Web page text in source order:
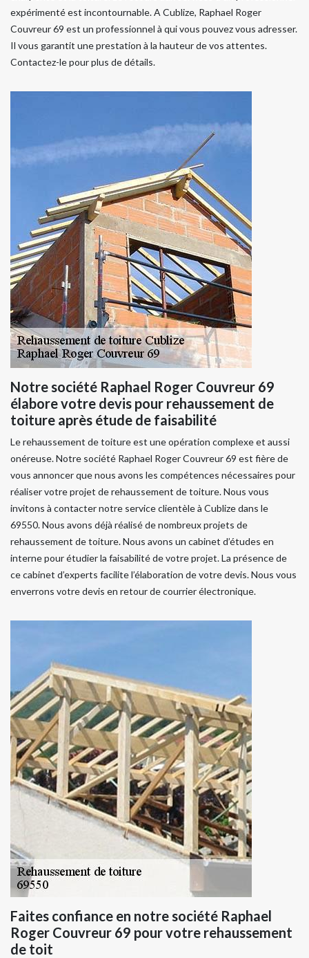
expérimenté est incontournable. A Cublize, Raphael Roger
Couvreur 69 est un professionnel à qui vous pouvez vous adresser.
Il vous garantit une prestation à la hauteur de vos attentes.
Contactez-le pour plus de détails.
Notre société Raphael Roger Couvreur 69
élabore votre devis pour rehaussement de
toiture après étude de faisabilité
Le rehaussement de toiture est une opération complexe et aussi
onéreuse. Notre société Raphael Roger Couvreur 69 est fière de
vous annoncer que nous avons les compétences nécessaires pour
réaliser votre projet de rehaussement de toiture. Nous vous
invitons à contacter notre service clientèle à Cublize dans le
69550. Nous avons déjà réalisé de nombreux projets de
rehaussement de toiture. Nous avons un cabinet d’études en
interne pour étudier la faisabilité de votre projet. La présence de
ce cabinet d’experts facilite l’élaboration de votre devis. Nous vous
enverrons votre devis en retour de courrier électronique.
Faites confiance en notre société Raphael
Roger Couvreur 69 pour votre rehaussement
de toit